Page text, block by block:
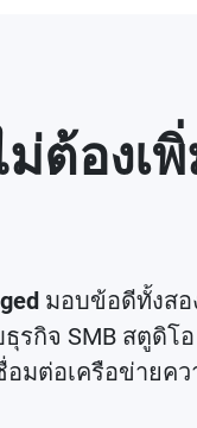
ต้องเ
มอบข้อดีทั้งส
รกิจ SMB สตูดิ
มต่อเครือข่ายค